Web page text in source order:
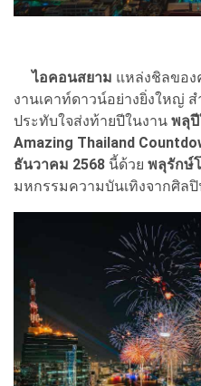
ไอคอนสยาม แหล่งชิลของ
งานเคาท์ดาวน์อย่างยิ่งใหญ่
ประทับใจส่งท้ายปีในงาน พลุปี
Amazing Thailand
ธันวาคม 2568 นี้ด้วย พลุรักษ์
มหกรรมความบันเทิงจากศิล